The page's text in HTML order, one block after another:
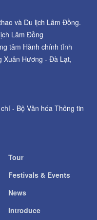
và Du lịch Lâm Đồng.
Lâm Đồng
tâm Hành chính tỉnh
Xuân Hương - Đà Lạt,
- Bộ Văn hóa Thông tin
Tour
Festivals & Events
News
Introduce